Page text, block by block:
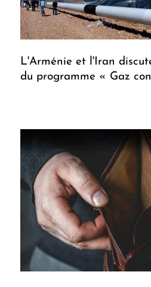
L'Arménie et l'Iran
du programme « Gaz